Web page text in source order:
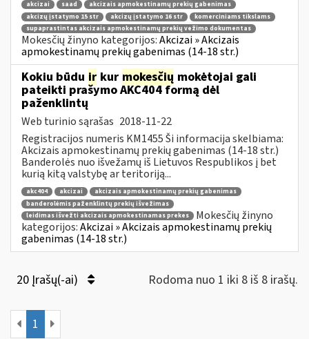
akcizai saad
akcizais apmokestinamų prekių gabenimas
akcizų įstatymo 15 str
akcizų įstatymo 16 str
komerciniams tikslams
supaprastintas akcizais apmokestinamų prekių vežimo dokumentas
Mokesčių žinyno kategorijos:Akcizai » Akcizais
apmokestinamų prekių gabenimas (14-18 str.)
Kokiu būdu ir kur mokesčių mokėtojai gali
pateikti prašymo AKC404 formą dėl
paženklintų
Web turinio sąrašas 2018-11-22
Registracijos numeris KM1455 Ši informacija skelbiama:
Akcizais apmokestinamų prekių gabenimas (14-18 str.)
Banderolės nuo išvežamų iš Lietuvos Respublikos į bet
kurią kitą valstybę ar teritoriją...
akc404 akcizai
akcizais apmokestinamų prekių gabenimas
banderolėmis paženklintų prekių išvežimas
leidimas išvežti akcizais apmokestinamas prekes
Mokesčių žinyno
kategorijos:Akcizai » Akcizais apmokestinamų prekių
gabenimas (14-18 str.)
20 Įrašų(-ai) Rodoma nuo 1 iki 8 iš 8 irašų.
1